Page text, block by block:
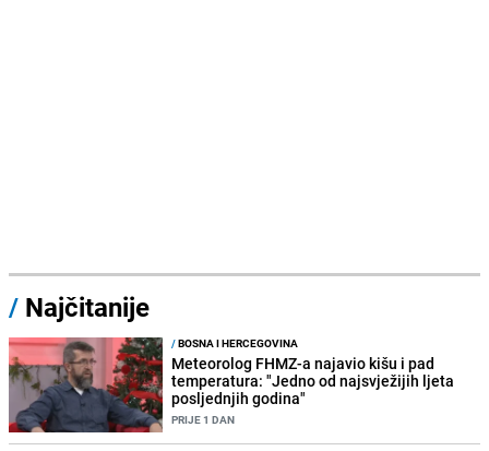
/ Najčitanije
/BOSNA I HERCEGOVINA
Meteorolog FHMZ-a najavio kišu i pad
temperatura: "Jedno od najsvježijih ljeta
posljednjih godina"
PRIJE 1 DAN